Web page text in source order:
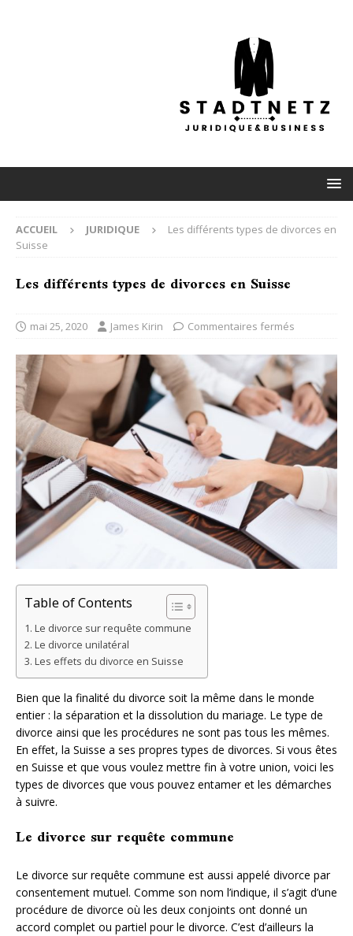
ACCUEIL JURIDIQUE
Les différents types de divorces en
Suisse
Les différents types de divorces en Suisse
mai 25, 2020 James Kirin Commentaires fermés
Table of Contents
Le divorce sur requête commune
Le divorce unilatéral
Les effets du divorce en Suisse
Bien que la finalité du divorce soit la même dans le monde
entier : la séparation et la dissolution du mariage. Le type de
divorce ainsi que les procédures ne sont pas tous les mêmes.
En effet, la Suisse a ses propres types de divorces. Si vous êtes
en Suisse et que vous voulez mettre fin à votre union, voici les
types de divorces que vous pouvez entamer et les démarches
à suivre.
Le divorce sur requête commune
Le divorce sur requête commune est aussi appelé divorce par
consentement mutuel. Comme son nom l’indique, il s’agit d’une
procédure de divorce où les deux conjoints ont donné un
accord complet ou partiel pour le divorce. C’est d’ailleurs la